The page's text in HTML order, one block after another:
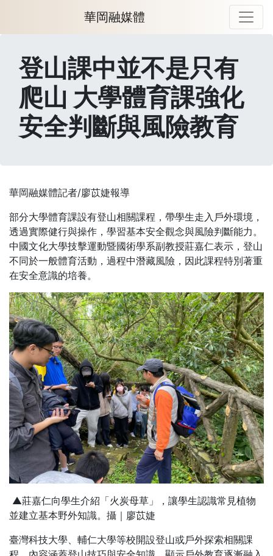
華岡融媒體
登山課中並不是只有
爬山 大學體育課強化
安全判斷與風險教育
華岡融媒體記者/廖苡婕報導
部分大學體育課設有登山相關課程，帶學生走入戶外環境，
透過實際健行與操作，學習基本安全觀念與風險判斷能力。
中國文化大學技擊運動暨國術學系副教授莊嘉仁表示，登山
不同於一般體育活動，過程中潛藏風險，因此課程特別著重
在安全意識的培養。
▲莊嘉仁向學生介紹「火炭母草」，讓學生認識常見植物
並建立基本野外知識。攝｜廖苡婕
臺灣科技大學、輔仁大學等校開設登山或戶外探索相關課